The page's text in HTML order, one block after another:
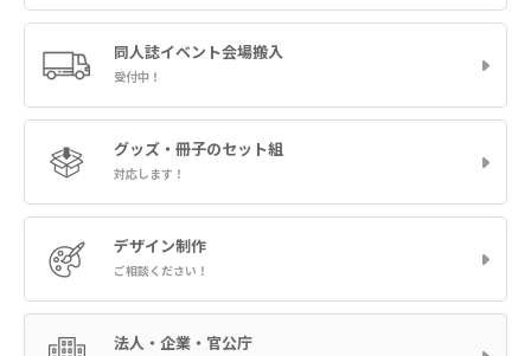
同人誌イベント会場搬入
受付中！
グッズ・冊子のセット組
対応します！
デザイン制作
ご相談ください！
法人・企業・官公庁